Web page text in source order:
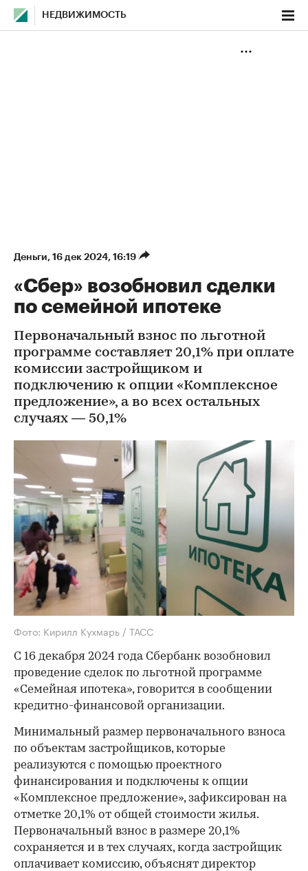
НЕДВИЖИМОСТЬ
Деньги⁠, 16 дек 2024, 16:19
«Сбер» возобновил сделки
по семейной ипотеке
Первоначальный взнос по льготной
программе составляет 20,1% при оплате
комиссии застройщиком и
подключению к опции «Комплексное
предложение», а во всех остальных
случаях — 50,1%
Фото: Кирилл Кухмарь / ТАСС
С 16 декабря 2024 года Сбербанк возобновил
проведение сделок по льготной программе
«Семейная ипотека», говорится в сообщении
кредитно-финансовой организации.
Минимальный размер первоначального взноса
по объектам застройщиков, которые
реализуются с помощью проектного
финансирования и подключены к опции
«Комплексное предложение», зафиксирован на
отметке 20,1% от общей стоимости жилья.
Первоначальный взнос в размере 20,1%
сохраняется и в тех случаях, когда застройщик
оплачивает комиссию, объяснят директор